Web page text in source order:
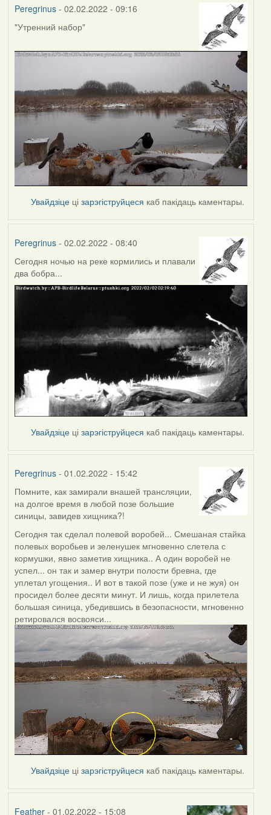
Peregrinus- 02.02.2022 - 09:16
"Утренний набор"
Увайдзіце цізарэгіструйцеся каб пакідаць каментары.
Peregrinus- 02.02.2022 - 08:40
Сегодня ночью на реке кормились и плавали
два бобра...
Увайдзіце цізарэгіструйцеся каб пакідаць каментары.
Peregrinus- 01.02.2022 - 15:42
Помните, как замирали внашей трансляции,
на долгое время в любой позе большие
синицы, завидев хищника?!
Сегодня так сделал полевой воробей... Смешаная стайка
полевых воробьев и зеленушек мгновенно слетела с
кормушки, явно заметив хищника.. А один воробей не
успел... он так и замер внутри полости бревна, где
уплетал угощения.. И вот в такой позе (уже и не жуя) он
просидел более десяти минут. И лишь, когда прилетела
большая синица, убедившись в безопасности, мгновенно
ретировался восвояси...
Увайдзіце цізарэгіструйцеся каб пакідаць каментары.
Feather- 01.02.2022 - 15:08